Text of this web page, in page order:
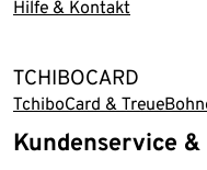
Hilfe & Kontakt
TCHIBOCARD
TchiboCard &
Kundenservice